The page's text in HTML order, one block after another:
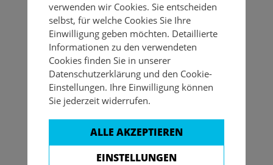
verwenden wir Cookies. Sie entscheiden
selbst, für welche Cookies Sie Ihre
Einwilligung geben möchten. Detaillierte
Informationen zu den verwendeten
Cookies finden Sie in unserer
Datenschutzerklärung und den Cookie-
Einstellungen. Ihre Einwilligung können
Sie jederzeit widerrufen.
ALLE AKZEPTIEREN
EINSTELLUNGEN